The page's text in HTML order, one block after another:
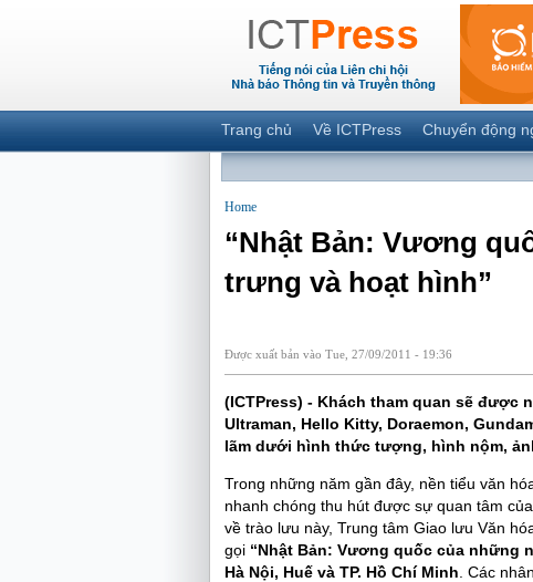
Trang chủ Về ICTPress Chuyển động
Home
“Nhật Bản: Vương
trưng và hoạt hình”
Được xuất bản vào Tue, 27/09/2011 - 19:36
(ICTPress) - Khách tham quan sẽ được
Ultraman, Hello Kitty, Doraemon,
lãm dưới hình thức tượng, hình nộm,
Trong những năm gần đây, nền tiểu văn
nhanh chóng thu hút được sự quan tâm
về trào lưu này, Trung tâm Giao lưu Văn
gọi “Nhật Bản: Vương quốc của những
Hà Nội, Huế và TP. Hồ Chí Minh . Các